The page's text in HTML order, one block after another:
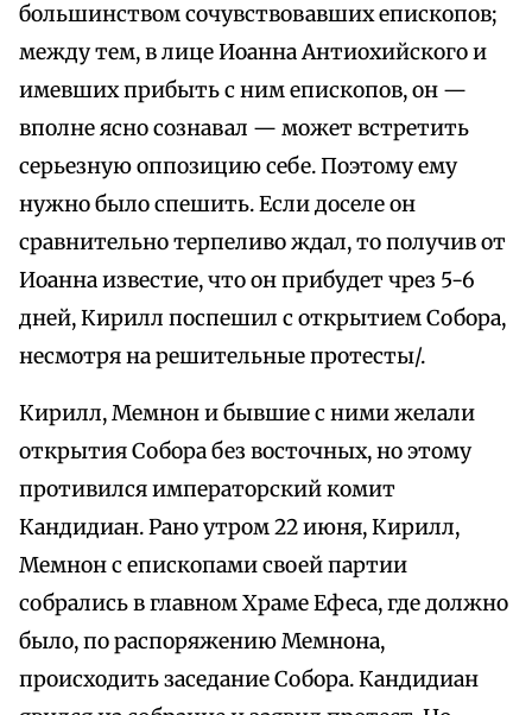
большинством сочувствовавших епископов;
между тем, в лице Иоанна Антиохийского и
имевших прибыть с ним епископов, он —
вполне ясно сознавал — может встретить
серьезную оппозицию себе. Поэтому ему
нужно было спешить. Если доселе он
сравнительно терпеливо ждал, то получив от
Иоанна известие, что он прибудет чрез 5-6
дней, Кирилл поспешил с открытием Собора,
несмотря на решительные протесты/.
Кирилл, Мемнон и бывшие с ними желали
открытия Собора без восточных, но этому
противился императорский комит
Кандидиан. Рано утром 22 июня, Кирилл,
Мемнон с епископами своей партии
собрались в главном Храме Ефеса, где должно
было, по распоряжению Мемнона,
происходить заседание Собора. Кандидиан